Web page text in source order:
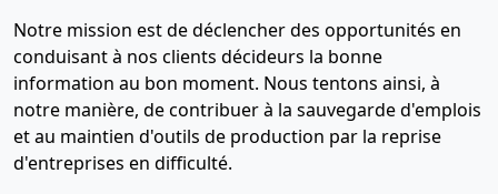
Notre mission est de déclencher des opportunités en
conduisant à nos clients décideurs la bonne
information au bon moment. Nous tentons ainsi, à
notre manière, de contribuer à la sauvegarde d'emplois
et au maintien d'outils de production par la reprise
d'entreprises en difficulté.